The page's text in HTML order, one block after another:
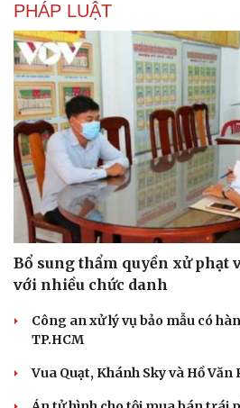
PHÁP LUẬT
Bổ sung thẩm quyền xử phạt
với nhiều chức danh
Công an xử lý vụ bảo mẫu có
TP.HCM
Vua Quạt, Khánh Sky và Hồ Văn